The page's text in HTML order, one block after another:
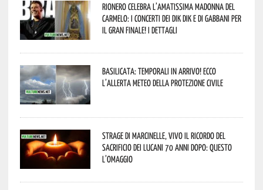
Rionero celebra l’amatissima Madonna del
Carmelo: i concerti dei DIK DIK e di Gabbani per
il gran finale! I dettagli
Basilicata: temporali in arrivo! Ecco
l’allerta meteo della Protezione civile
Strage di Marcinelle, vivo il ricordo del
sacrificio dei lucani 70 anni dopo: questo
l’omaggio